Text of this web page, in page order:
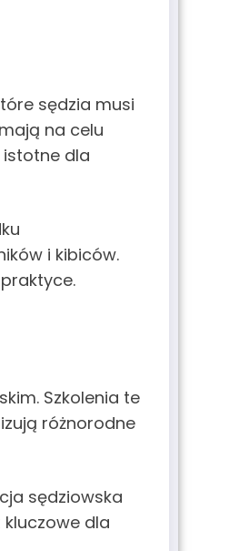
sędzia musi
na celu
istotne dla
i kibiców.
Szkolenia te
różnorodne
sędziowska
dla